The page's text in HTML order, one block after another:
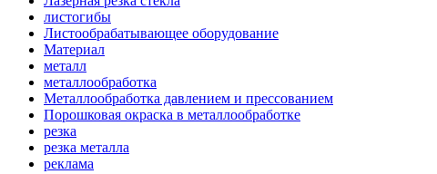
листогибы
Листообрабатывающее оборудование
Материал
металл
металлообработка
Металлообработка давлением и прессованием
Порошковая окраска в металлообработке
резка
резка металла
реклама